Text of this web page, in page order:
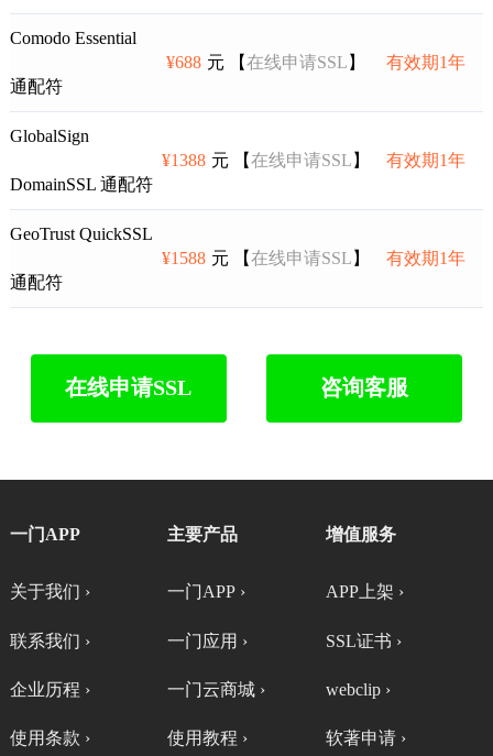
Comodo Essential
通配符
¥688 元 【在线申请SSL 】 有效期1年
GlobalSign
DomainSSL 通配符
¥1388 元 【在线申请SSL 】 有效期1年
GeoTrust QuickSSL
通配符
¥1588 元 【在线申请SSL 】 有效期1年
在线申请SSL 咨询客服
一门APP
关于我们 ›
联系我们 ›
企业历程 ›
使用条款 ›
主要产品
一门APP ›
一门应用 ›
一门云商城 ›
使用教程 ›
增值服务
APP上架 ›
SSL证书 ›
webclip ›
软著申请 ›